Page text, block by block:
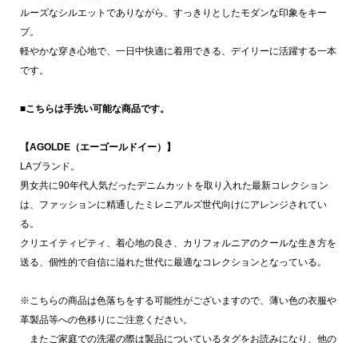
ルーズなシルエットでありながら、すっきりとしたモダンな印象をキー
プ。
軽やかな穿き心地で、一日中快適に着用できる、デイリーに活躍する一本
です。
■こちらは手洗い可能な商品です。
【AGOLDE（エーゴールドイー）】
LAブランド。
男女共に90年代人気だったデニムカットを取り入れた最新コレクション
は、ファッションに精通したミレニアルズ世代向けにアレンジされてい
る。
クリエイティビティ、着心地の良さ、カリフォルニアのクールな生き方を
送る、個性的で自信に溢れた世代に最適なコレクションとなっている。
※こちらの商品は色落ちをする可能性がございますので、薄い色の衣服や
革製品等への色移りにご注意ください。
またご家庭での洗濯の際は製品についているタグをお読みになり、他の